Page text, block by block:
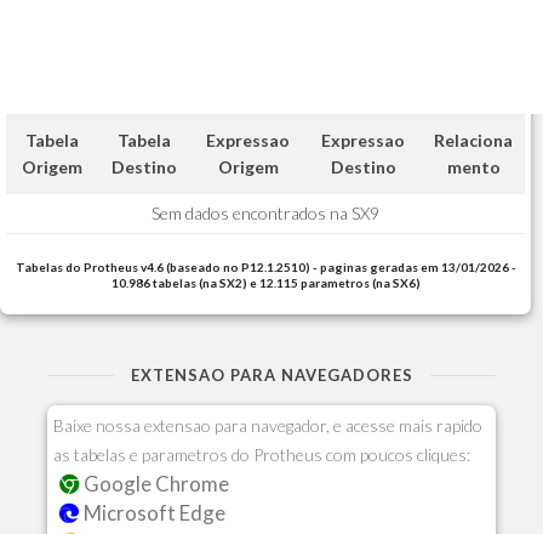
Tabela
Origem
Tabela
Destino
Expressao
Origem
Expressao
Destino
Relaciona
mento
Sem dados encontrados na SX9
Tabelas do Protheus v4.6 (baseado no P12.1.2510) - paginas geradas em 13/01/2026 -
10.986 tabelas (na SX2) e 12.115 parametros (na SX6)
EXTENSAO PARA NAVEGADORES
Baixe nossa extensao para navegador, e acesse mais rapido
as tabelas e parametros do Protheus com poucos cliques:
Google Chrome
Microsoft Edge